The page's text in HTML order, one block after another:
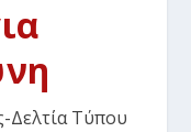
Δελτία Τύπου